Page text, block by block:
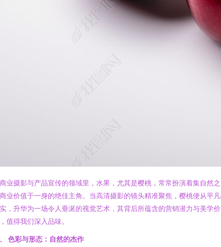
业摄影与产品宣传的领域里，水果，尤其是樱桃，常常扮演着集自然
业价值于一身的绝佳主角。当高清摄影的镜头精准聚焦，樱桃便从平
，升华为一场令人垂涎的视觉艺术，其背后所蕴含的营销潜力与美学价
值得我们深入品味。
色彩与形态：自然的杰作